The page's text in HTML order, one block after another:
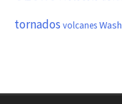
tornados volcanes